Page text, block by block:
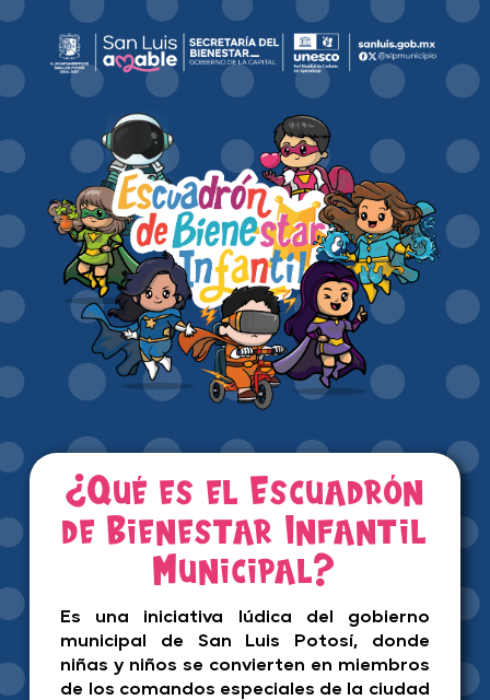
¿Qué es el Escuadrón
de Bienestar Infantil
Municipal?
Es una iniciativa lúdica del gobierno
municipal de San Luis Potosí, donde
niñas y niños se convierten en miembros
de los comandos especiales de la ciudad